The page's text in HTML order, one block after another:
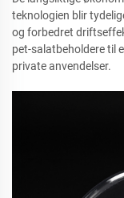
teknologien blir
og forbedret
pet-salatbeholdere til
private anvendelser.